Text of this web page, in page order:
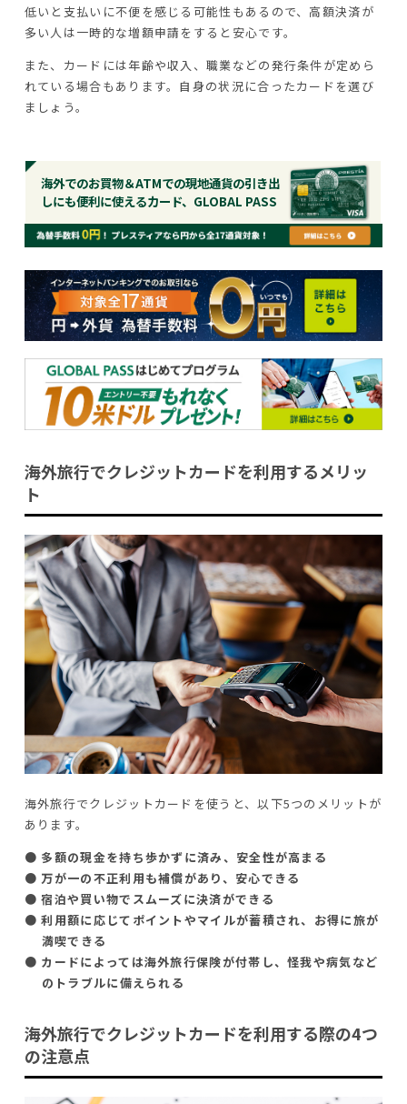
低いと支払いに不便を感じる可能性もあるので、高額決済が
多い人は一時的な増額申請をすると安心です。
また、カードには年齢や収入、職業などの発行条件が定めら
れている場合もあります。自身の状況に合ったカードを選び
ましょう。
海外でのお買物＆ATMでの現地通貨の引き出
しにも便利に使えるカード、GLOBAL PASS
海外旅行でクレジットカードを利用するメリッ
ト
海外旅行でクレジットカードを使うと、以下5つのメリットが
あります。
● 多額の現金を持ち歩かずに済み、安全性が高まる
● 万が一の不正利用も補償があり、安心できる
● 宿泊や買い物でスムーズに決済ができる
● 利用額に応じてポイントやマイルが蓄積され、お得に旅が
満喫できる
● カードによっては海外旅行保険が付帯し、怪我や病気など
のトラブルに備えられる
海外旅行でクレジットカードを利用する際の4つ
の注意点